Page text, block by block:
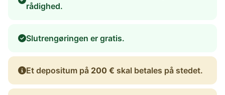
rådighed.
Slutrengøringen er gratis.
Et depositum på 200 € skal betales på stedet.